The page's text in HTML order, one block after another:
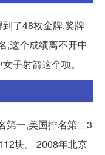
了48枚金牌,奖牌
,这个成绩离不开中
子射箭这个项。
第一,美国排名第二3
块。 2008年北京